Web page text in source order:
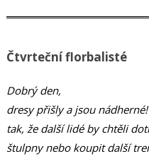
Čtvrteční florbalisté
Dobrý den,
dresy přišly a jsou
tak, že další lidé by chtěli
štulpny nebo koupit další